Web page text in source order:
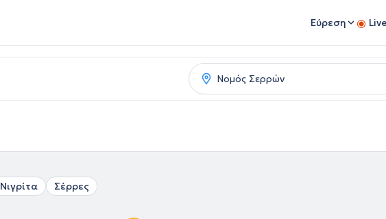
Εύρεση
Νιγρίτα Σέρρες